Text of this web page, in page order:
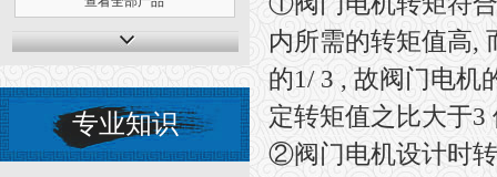
专业知识
内所需的转矩值高,
的1/ 3 , 故阀门电机
定转矩值之比大于3
②阀门电机设计时